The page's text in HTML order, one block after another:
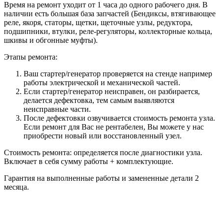
Время на ремонт уходит от 1 часа до одного рабочего дня. В
наличии есть большая база запчастей (Бендиксы, втягивающее
реле, якоря, статоры, щетки, щеточные узлы, редуктора,
подшипники, втулки, реле-регуляторы, коллекторные кольца,
шкивы и обгонные муфты).
Этапы ремонта:
Ваш стартер/генератор проверяется на стенде например
работы электрической и механической частей.
Если стартер/генератор неисправен, он разбирается,
делается дефектовка, тем самым выявляются
неисправные части.
После дефектовки озвучивается стоимость ремонта узла.
Если ремонт для Вас не рентабелен, Вы можете у нас
приобрести новый или восстановленный узел.
Стоимость ремонта: определяется после диагностики узла.
Включает в себя сумму работы + комплектующие.
Гарантия на выполненные работы и замененные детали 2
месяца.